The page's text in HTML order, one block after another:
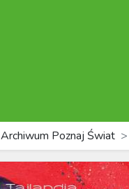
Archiwum Poznaj Świat